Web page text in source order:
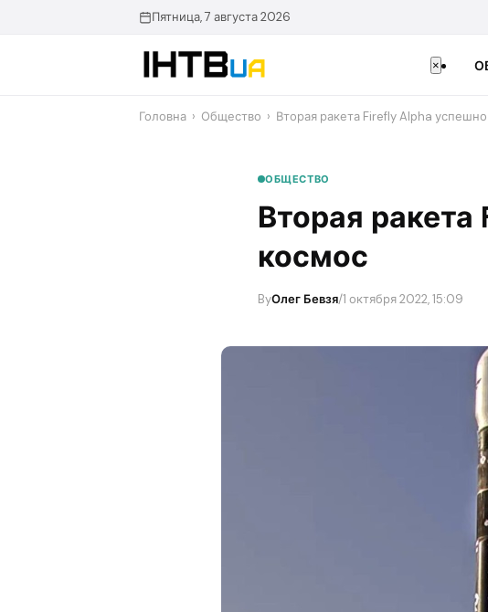
Пятница, 7 августа 2026
×
Головна › Общество › Вторая ракета Firefly Alpha
ОБЩЕСТВО
Вторая
космос
ByОлег Бевзя/1 октября 2022, 15:09